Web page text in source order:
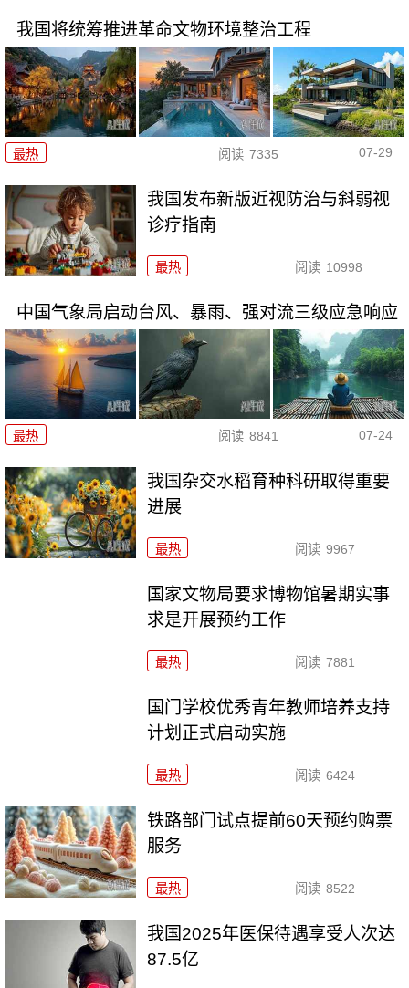
我国将统筹推进革命文物环境整治工程
最热 阅读 7335 07-29
我国发布新版近视防治与斜弱视
诊疗指南
最热 阅读 10998
中国气象局启动台风、暴雨、强对流三级应急响应
最热 阅读 8841 07-24
我国杂交水稻育种科研取得重要
进展
最热 阅读 9967
国家文物局要求博物馆暑期实事
求是开展预约工作
最热 阅读 7881
国门学校优秀青年教师培养支持
计划正式启动实施
最热 阅读 6424
铁路部门试点提前60天预约购票
服务
最热 阅读 8522
我国2025年医保待遇享受人次达
87.5亿